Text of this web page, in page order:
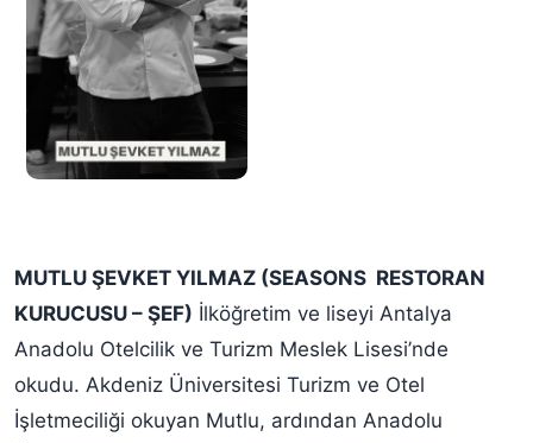
MUTLU ŞEVKET YILMAZ (SEASONS RESTORAN
KURUCUSU – ŞEF) İlköğretim ve liseyi Antalya
Anadolu Otelcilik ve Turizm Meslek Lisesi’nde
okudu. Akdeniz Üniversitesi Turizm ve Otel
İşletmeciliği okuyan Mutlu, ardından Anadolu